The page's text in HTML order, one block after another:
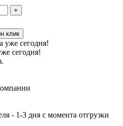
+
клик
сегодня!
- 1-3 дня с момента отгрузки